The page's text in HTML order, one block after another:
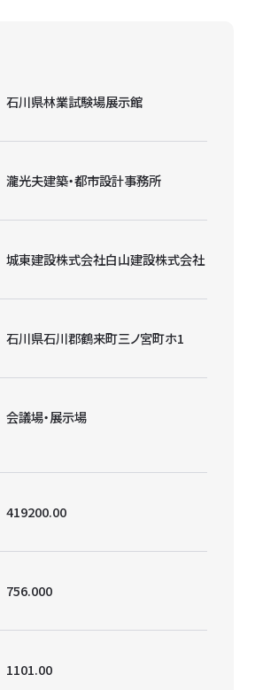
石川県林業試験場展示館
瀧光夫建築・都市設計事務所
城東建設株式会社白山建設株式会社
石川県石川郡鶴来町三ノ宮町ホ1
会議場・展示場
419200.00
756.000
1101.00